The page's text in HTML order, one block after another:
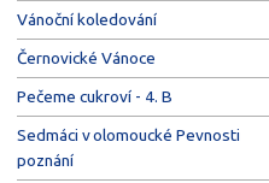
Vánoční koledování
Černovické Vánoce
Pečeme cukroví - 4. B
Sedmáci v olomoucké Pevnosti
poznání